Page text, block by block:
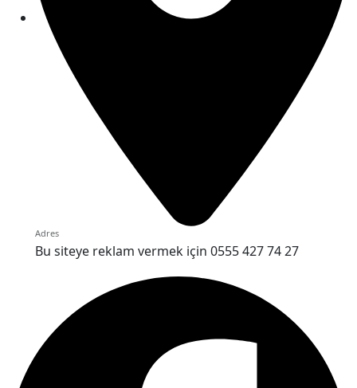
Adres
Bu siteye reklam vermek için 0555 427 74 27